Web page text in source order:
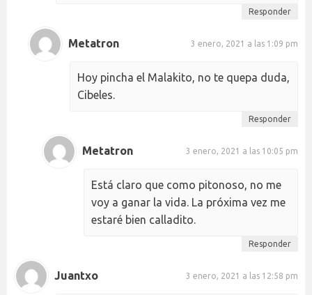
Responder
Metatron 3 enero, 2021 a las 1:09 pm
Hoy pincha el Malakito, no te quepa duda,
Cibeles.
Responder
Metatron 3 enero, 2021 a las 10:05 pm
Está claro que como pitonoso, no me
voy a ganar la vida. La próxima vez me
estaré bien calladito.
Responder
Juantxo 3 enero, 2021 a las 12:58 pm